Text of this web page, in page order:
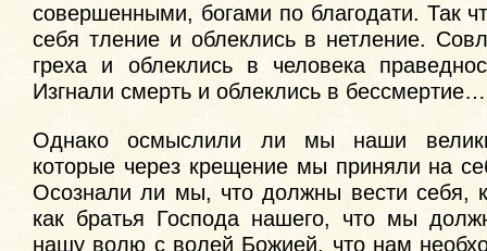
совершенными, богами по благодати. Так
себя тление и облеклись в нетление.
греха и облеклись в человека
Изгнали смерть и облеклись в бессмертие…
Однако осмыслили ли мы наши
которые через крещение мы приняли на
Осознали ли мы, что должны вести себя,
как братья Господа нашего, что мы
нашу волю с волей Божией, что нам